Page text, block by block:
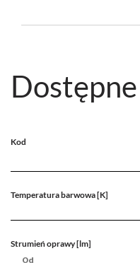
Kod
Temperatura barwowa [K]
Strumień oprawy [lm]